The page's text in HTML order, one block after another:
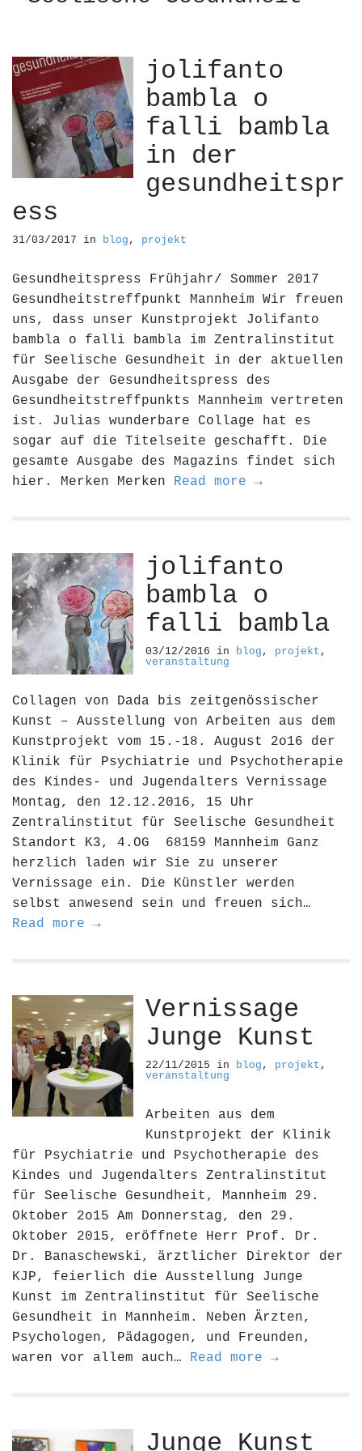
jolifanto
bambla o
falli bambla
in der
gesundheitspr
ess
31/03/2017 in blog , projekt
Gesundheitspress Frühjahr/ Sommer 2017
Gesundheitstreffpunkt Mannheim Wir freuen
uns, dass unser Kunstprojekt Jolifanto
bambla o falli bambla im Zentralinstitut
für Seelische Gesundheit in der aktuellen
Ausgabe der Gesundheitspress des
Gesundheitstreffpunkts Mannheim vertreten
ist. Julias wunderbare Collage hat es
sogar auf die Titelseite geschafft. Die
gesamte Ausgabe des Magazins findet sich
hier. Merken Merken Read more →
jolifanto
bambla o
falli bambla
03/12/2016 in blog , projekt ,
veranstaltung
Collagen von Dada bis zeitgenössischer
Kunst – Ausstellung von Arbeiten aus dem
Kunstprojekt vom 15.-18. August 2o16 der
Klinik für Psychiatrie und Psychotherapie
des Kindes- und Jugendalters Vernissage
Montag, den 12.12.2016, 15 Uhr
Zentralinstitut für Seelische Gesundheit
Standort K3, 4.OG 68159 Mannheim Ganz
herzlich laden wir Sie zu unserer
Vernissage ein. Die Künstler werden
selbst anwesend sein und freuen sich…
Read more →
Vernissage
Junge Kunst
22/11/2015 in blog , projekt ,
veranstaltung
Arbeiten aus dem
Kunstprojekt der Klinik
für Psychiatrie und Psychotherapie des
Kindes und Jugendalters Zentralinstitut
für Seelische Gesundheit, Mannheim 29.
Oktober 2o15 Am Donnerstag, den 29.
Oktober 2015, eröffnete Herr Prof. Dr.
Dr. Banaschewski, ärztlicher Direktor der
KJP, feierlich die Ausstellung Junge
Kunst im Zentralinstitut für Seelische
Gesundheit in Mannheim. Neben Ärzten,
Psychologen, Pädagogen, und Freunden,
waren vor allem auch… Read more →
Junge Kunst